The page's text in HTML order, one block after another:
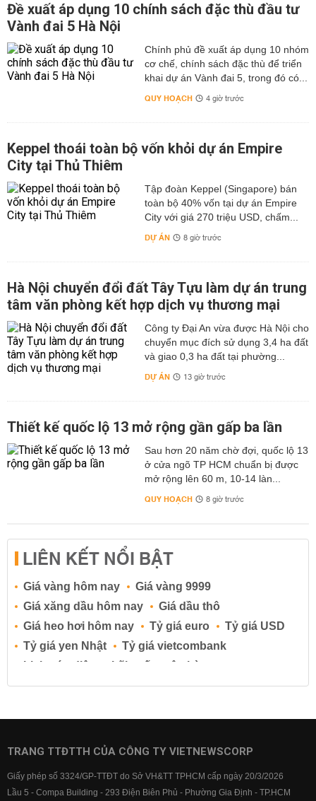
Đề xuất áp dụng 10 chính sách đặc thù đầu tư
Vành đai 5 Hà Nội
Chính phủ đề xuất áp dụng 10 nhóm
cơ chế, chính sách đặc thù để triển
khai dự án Vành đai 5, trong đó có...
QUY HOẠCH 4 giờ trước
Keppel thoái toàn bộ vốn khỏi dự án Empire
City tại Thủ Thiêm
Tập đoàn Keppel (Singapore) bán
toàn bộ 40% vốn tại dự án Empire
City với giá 270 triệu USD, chấm...
DỰ ÁN 8 giờ trước
Hà Nội chuyển đổi đất Tây Tựu làm dự án trung
tâm văn phòng kết hợp dịch vụ thương mại
Công ty Đại An vừa được Hà Nội cho
chuyển mục đích sử dụng 3,4 ha đất
và giao 0,3 ha đất tại phường...
DỰ ÁN 13 giờ trước
Thiết kế quốc lộ 13 mở rộng gần gấp ba lần
Sau hơn 20 năm chờ đợi, quốc lộ 13
ở cửa ngõ TP HCM chuẩn bị được
mở rộng lên 60 m, 10-14 làn...
QUY HOẠCH 8 giờ trước
LIÊN KẾT NỔI BẬT
Giá vàng hôm nay
Giá vàng 9999
Giá xăng dầu hôm nay
Giá dầu thô
Giá heo hơi hôm nay
Tỷ giá euro
Tỷ giá USD
Tỷ giá yen Nhật
Tỷ giá vietcombank
Lịch cúp điện
Lãi suất ngân hàng
Lãi suất tiết kiệm
Lãi suất tiền gửi
Lãi suất ngân hàng BIDV
Lãi suất ngân hàng Vietcombank
TRANG TTĐTTH CỦA CÔNG TY VIETNEWSCORP
Giấy phép số 3324/GP-TTĐT do Sở VH&TT TPHCM cấp ngày 20/3/2026
Lầu 5 - Compa Building - 293 Điện Biên Phủ - Phường Gia Định - TP.HCM